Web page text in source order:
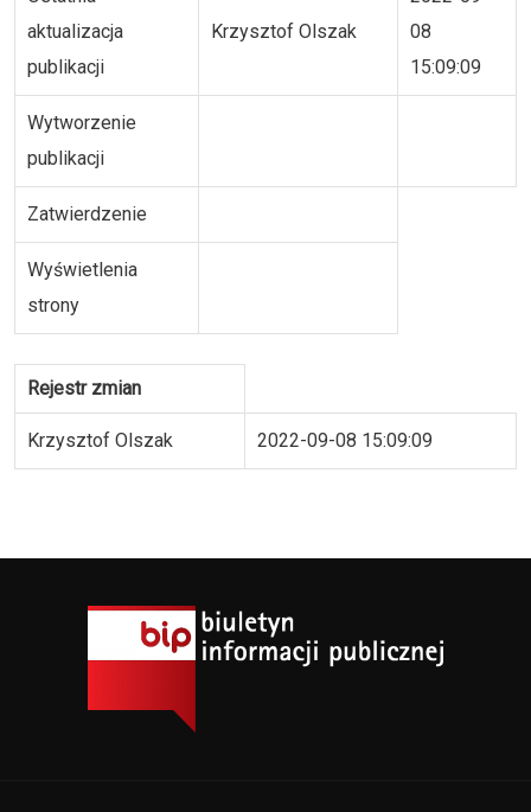
aktualizacja
publikacji
Krzysztof Olszak
08
15:09:09
Wytworzenie
publikacji
Zatwierdzenie
Wyświetlenia
strony
Rejestr zmian
Krzysztof Olszak 2022-09-08 15:09:09